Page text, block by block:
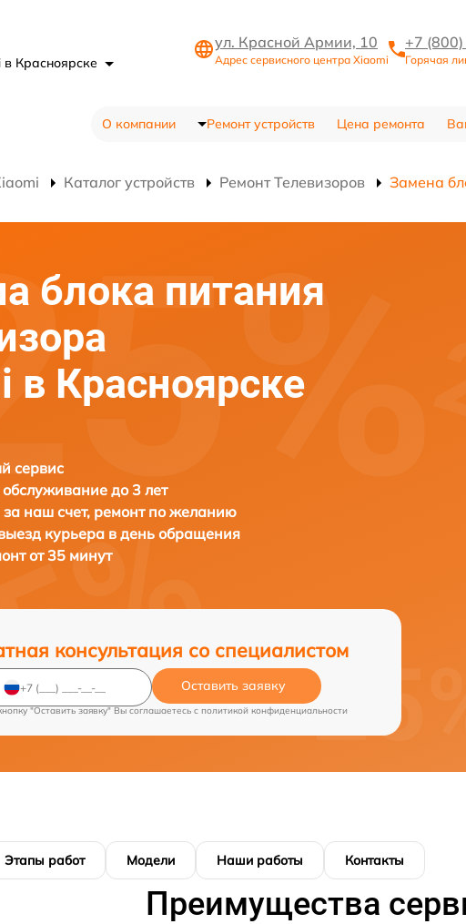
в Красноярске
ул. Красной Армии, 10
Адрес сервисного центра Xiaomi
+7
Горячая
О компании Ремонт устройств Цена ремонта
Каталог устройств Ремонт Телевизоров Замена
блока питания
в Красноярске
сервис
до 3 лет
наш счет, ремонт по желанию
курьера в день обращения
от 35 минут
консультация со специалистом
Оставить заявку
"Оставить заявку" Вы соглашаетесь c политикой конфиденциальности
Этапы работ Модели Наши работы Контакты
Преимущества